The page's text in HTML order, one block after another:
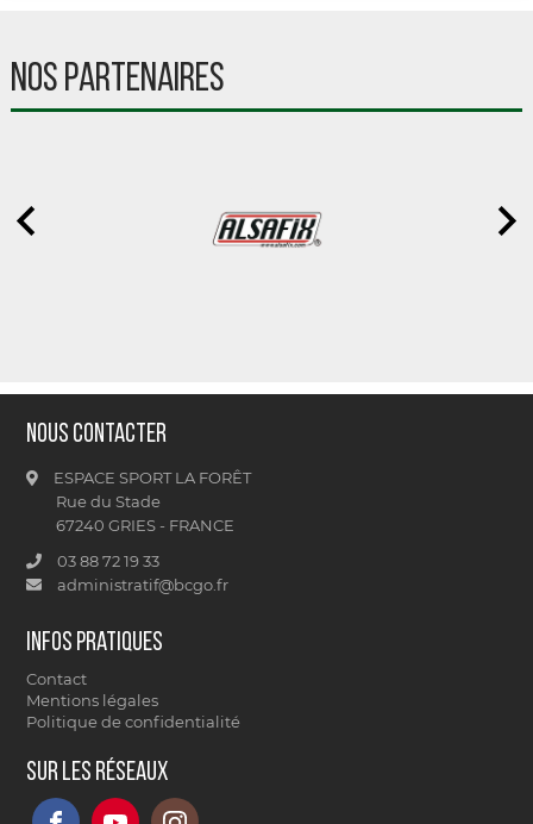
NOS PARTENAIRES
Nous contacter
ESPACE SPORT LA FORÊT
Rue du Stade
67240 GRIES - FRANCE
03 88 72 19 33
administratif@bcgo.fr
Infos pratiques
Contact
Mentions légales
Politique de confidentialité
Sur les réseaux